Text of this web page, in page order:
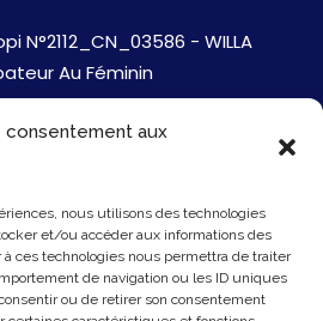
consentement aux
nous utilisons des technologies
et/ou accéder aux informations des
ces technologies nous permettra de traiter
de navigation ou les ID uniques
ou de retirer son consentement
N°2112_CN_03586 - WILLA
Au Féminin
Jobs
Mentions Légales
Politique de cookies
Presse